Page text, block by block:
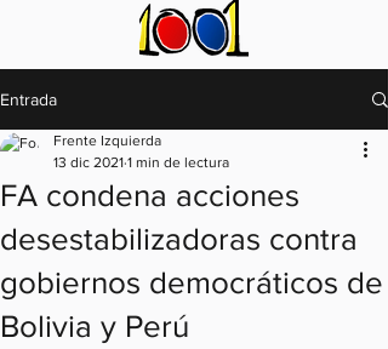
Entrada
FA condena acciones
desestabilizadoras contra
gobiernos democráticos de
Bolivia y Perú
Frente Izquierda
13 dic 2021 1 min de lectura